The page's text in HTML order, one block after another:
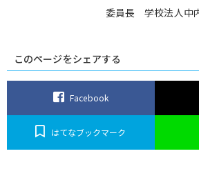
委員長 学校法人中
このページをシェアする
Facebook
はてなブックマーク